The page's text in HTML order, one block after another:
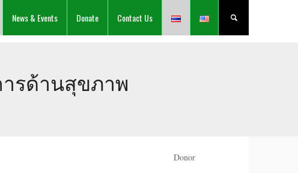
News & Events Donate Contact Us
ารด้านสุขภาพ
Donor